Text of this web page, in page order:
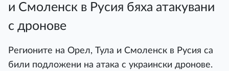
и Смоленск в Русия бяха атакувани
с дронове
Регионите на Орел, Тула и Смоленск в Русия са
били подложени на атака с украински дронове.